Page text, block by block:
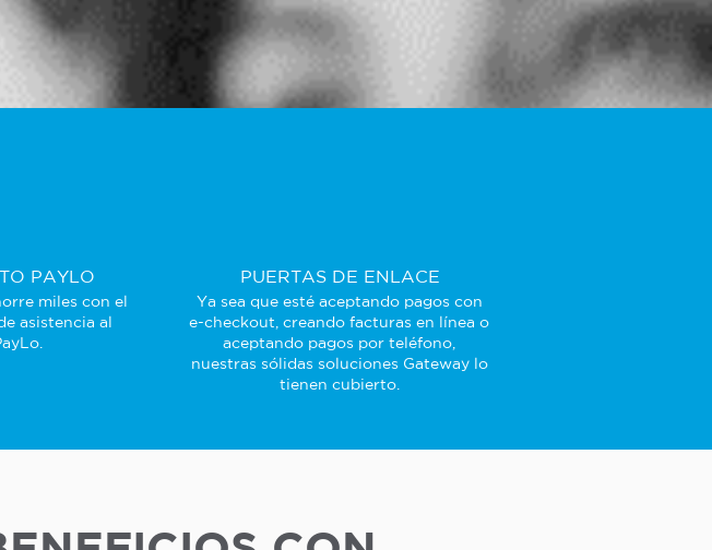
PAYLO
miles con el
asistencia al
PUERTAS DE ENLACE
Ya sea que esté aceptando pagos con
e-checkout, creando facturas en línea o
aceptando pagos por teléfono,
nuestras sólidas soluciones Gateway lo
tienen cubierto.